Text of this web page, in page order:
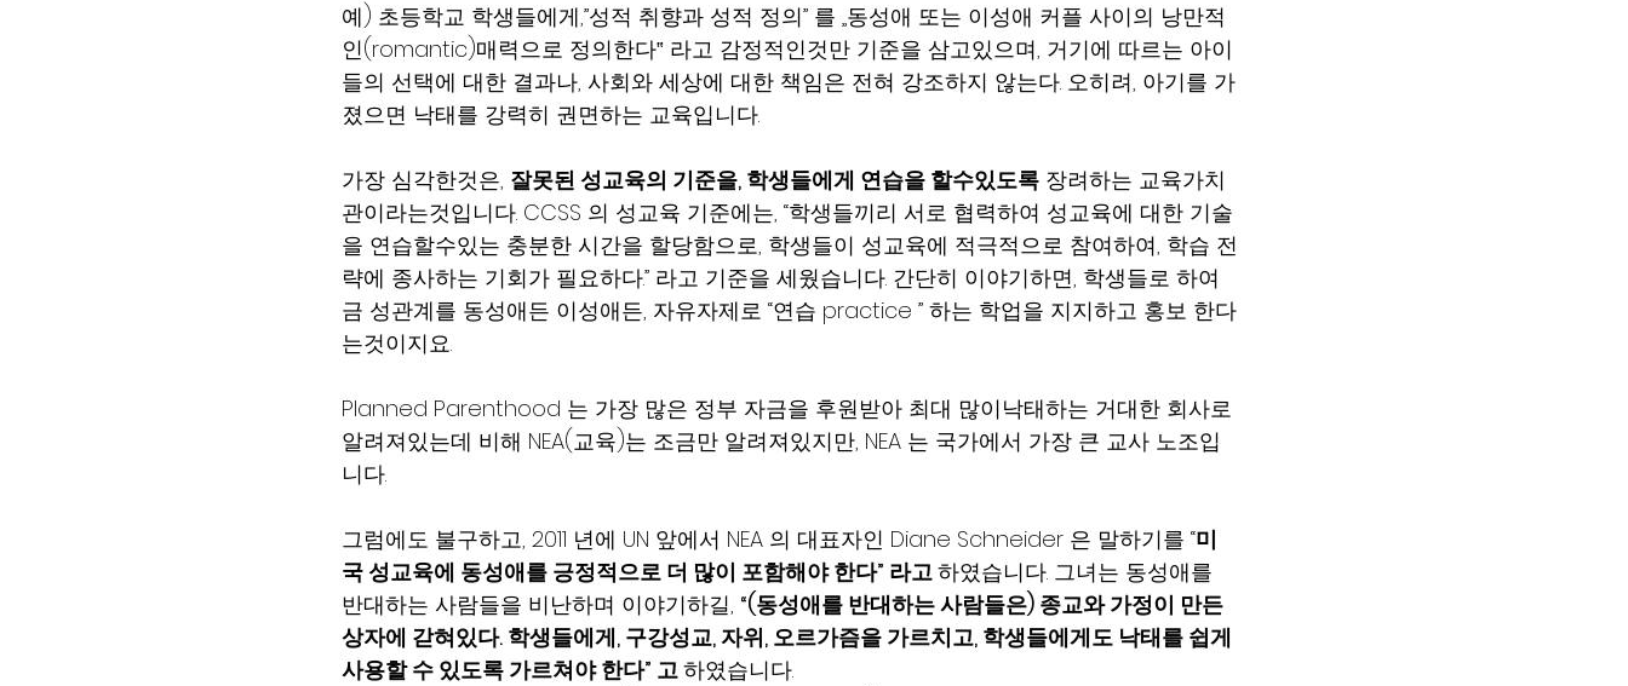
예) 초등학교 학생들에게,”성적 취향과 성적 정의” 를 „동성애 또는 이성애 커플 사이의 낭만적
인(romantic)매력으로 정의한다‟ 라고 감정적인것만 기준을 삼고있으며, 거기에 따르는 아이
들의 선택에 대한 결과나, 사회와 세상에 대한 책임은 전혀 강조하지 않는다. 오히려, 아기를 가
졌으면 낙태를 강력히 권면하는 교육입니다.
가장 심각한것은, 잘못된 성교육의 기준을, 학생들에게 연습을 할수있도록 장려하는 교육가치
관이라는것입니다. CCSS 의 성교육 기준에는, “학생들끼리 서로 협력하여 성교육에 대한 기술
을 연습할수있는 충분한 시간을 할당함으로, 학생들이 성교육에 적극적으로 참여하여, 학습 전
략에 종사하는 기회가 필요하다.” 라고 기준을 세웠습니다. 간단히 이야기하면, 학생들로 하여
금 성관계를 동성애든 이성애든, 자유자제로 “연습 practice ” 하는 학업을 지지하고 홍보 한다
는것이지요.
Planned Parenthood 는 가장 많은 정부 자금을 후원받아 최대 많이낙태하는 거대한 회사로
알려져있는데 비해 NEA(교육)는 조금만 알려져있지만, NEA 는 국가에서 가장 큰 교사 노조입
니다.
그럼에도 불구하고, 2011 년에 UN 앞에서 NEA 의 대표자인 Diane Schneider 은 말하기를 “미
국 성교육에 동성애를 긍정적으로 더 많이 포함해야 한다” 라고 하였습니다. 그녀는 동성애를
반대하는 사람들을 비난하며 이야기하길, “(동성애를 반대하는 사람들은) 종교와 가정이 만든
상자에 갇혀있다. 학생들에게, 구강성교, 자위, 오르가즘을 가르치고, 학생들에게도 낙태를 쉽게
사용할 수 있도록 가르쳐야 한다” 고 하였습니다.